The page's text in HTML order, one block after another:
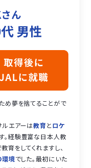
め夢を捨てることがで
ルエアーは教育とロケ
。経験豊富な日本人教
をしてくれますし、
環境でした。最初にいた